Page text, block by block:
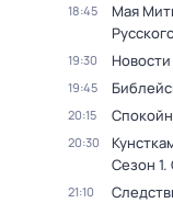
18:45
Мая
19:30
19:45
20:15
20:30
Сезон 1.
21:10